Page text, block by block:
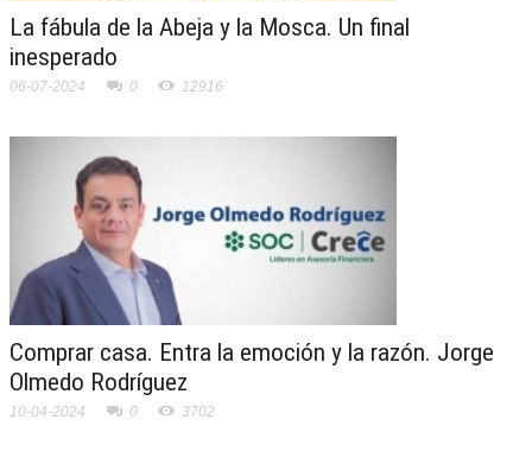
La fábula de la Abeja y la Mosca. Un final
inesperado
06-07-2024 0 12916
Comprar casa. Entra la emoción y la razón. Jorge
Olmedo Rodríguez
10-04-2024 0 3702